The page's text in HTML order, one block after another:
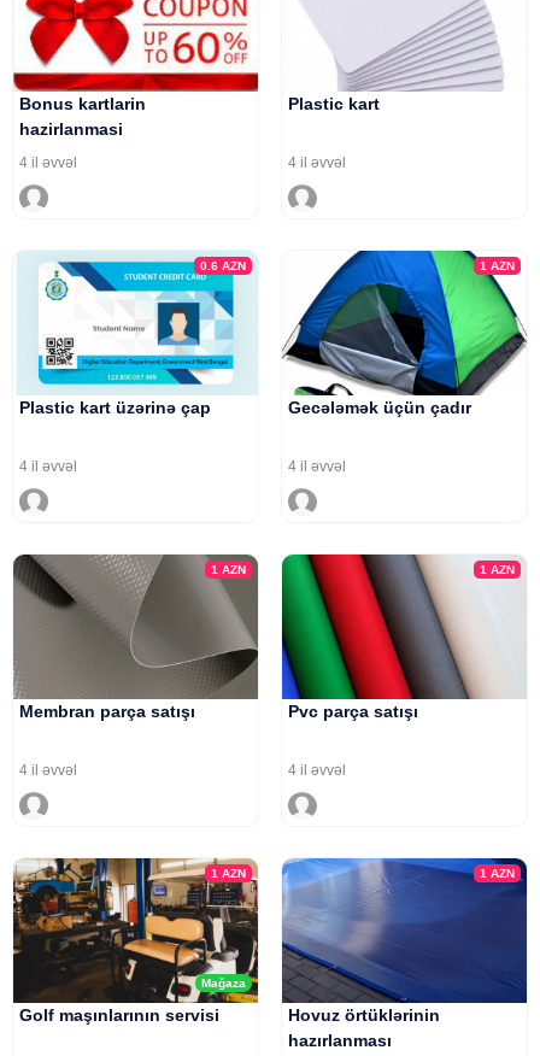
Bonus kartlarin
hazirlanmasi
4 il əvvəl
Plastic kart
4 il əvvəl
0.6AZN
Plastic kart üzərinə çap
4 il əvvəl
1 AZN
Gecələmək üçün çadır
4 il əvvəl
1AZN
Membran parça satışı
4 il əvvəl
1 AZN
Pvc parça satışı
4 il əvvəl
Mağaza
1AZN
Golf maşınlarının servisi
1 AZN
Hovuz örtüklərinin
hazırlanması